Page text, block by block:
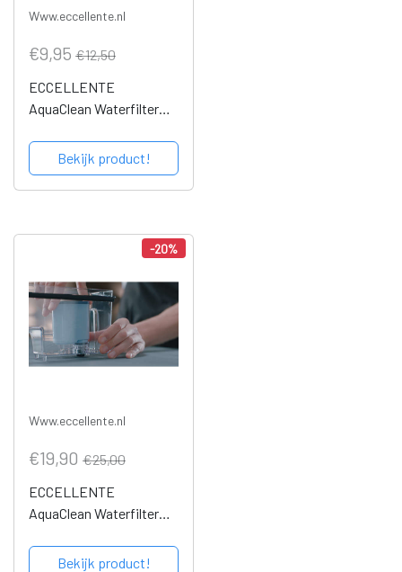
Www.eccellente.nl
€9,95 €12,50
ECCELLENTE
AquaClean Waterfilter
Bekijk product!
-20%
Www.eccellente.nl
€19,90 €25,00
ECCELLENTE
AquaClean Waterfilter
Bekijk product!